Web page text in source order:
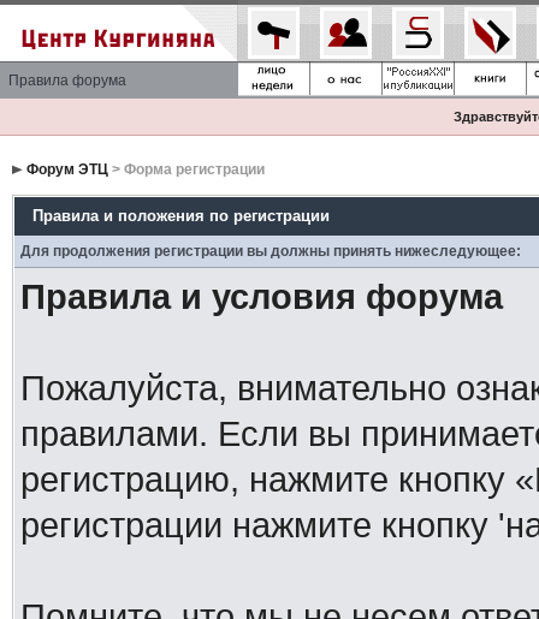
Правила форума
Форум ЭТЦ> Форма регистрации
Правила и положения по регистрации
Для продолжения регистрации вы должны принять нижеследующее:
Правила и условия форума
Пожалуйста, внимательно
правилами. Если вы
регистрацию, нажмите кнопку
регистрации нажмите кнопку